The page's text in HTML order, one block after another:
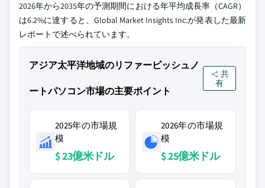
2026年から2035年の予測期間における年平均成長率（CAGR）
は6.2%に達すると、Global Market Insights Inc.が発表した最新
レポートで述べられています。
アジア太平洋地域のリファービッシュノ
ートパソコン市場の主要ポイント
共
有
2025年の市場規
模
$ 23億米ドル
2026年の市場規
模
$ 25億米ドル